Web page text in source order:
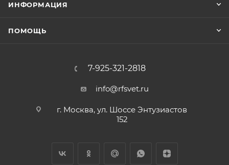
ИНФОРМАЦИЯ
ПОМОЩЬ
7-925-321-2818
info@rfsvet.ru
г. Москва, ул. Шоссе Энтузиастов
152